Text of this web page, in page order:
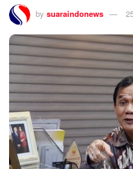
by suaraindonews